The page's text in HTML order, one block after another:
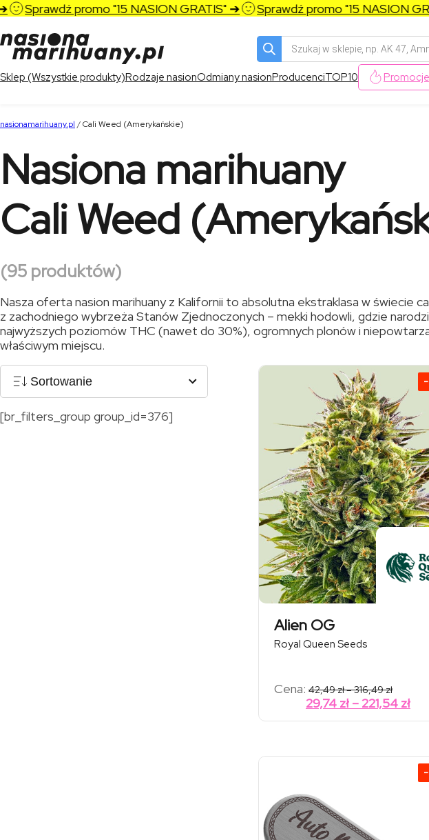
promo "15 NASION GRATIS" ➔ Sprawdź promo "15 NASION
Wyszukiwarka
produktów
Sklep (Wszystkie produkty)Rodzaje nasionOdmiany nasionProducenciTOP10 Promocje
nasionamarihuany.pl /Cali Weed (Amerykańskie)
[br_filters_group group_id=376]
Nasiona marihuany
Cali Weed
(95 produktów)
Nasza oferta nasion marihuany z Kalifornii to absolutna ekstraklasa w świecie
z zachodniego wybrzeża Stanów Zjednoczonych – mekki hodowli, gdzie
najwyższych poziomów THC (nawet do 30%), ogromnych plonów i
właściwym miejscu.
Sortowanie
Alien OG
Royal Queen Seeds
Cena: 42,49zł–316,49złZakres
cen:
od
42,49 zł
29,74 zł – 221,54 zł
do